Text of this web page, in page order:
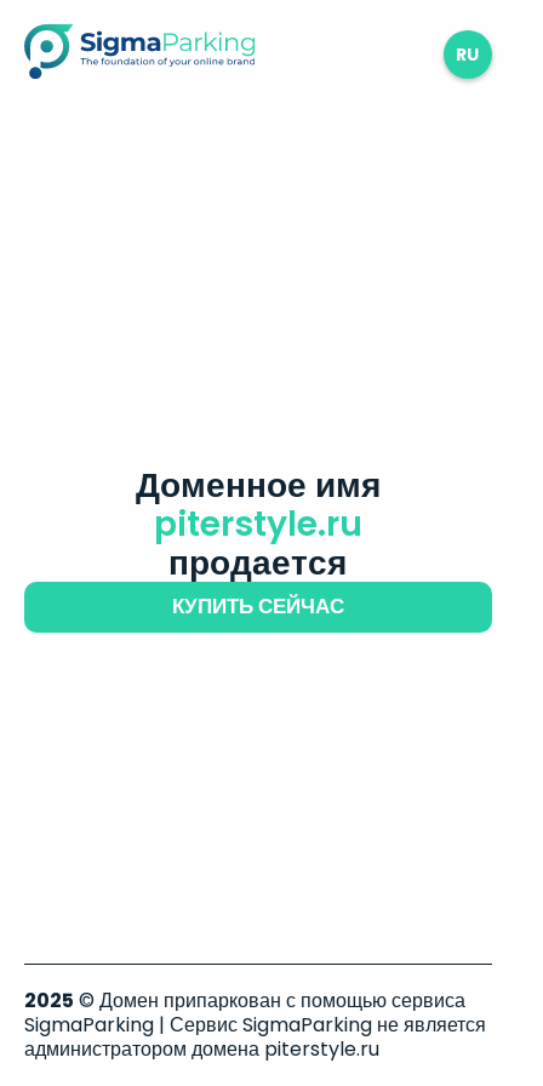
RU
Доменное имя
piterstyle.ru
продается
КУПИТЬ СЕЙЧАС
2025 © Домен припаркован с помощью сервиса
SigmaParking | Сервис SigmaParking не является
администратором домена piterstyle.ru